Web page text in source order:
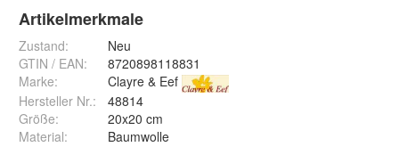
Artikelmerkmale
Zustand:
Neu
GTIN / EAN:
8720898118831
Marke:
Clayre & Eef
Hersteller Nr.:
48814
Größe:
20x20 cm
Material: Baumwolle